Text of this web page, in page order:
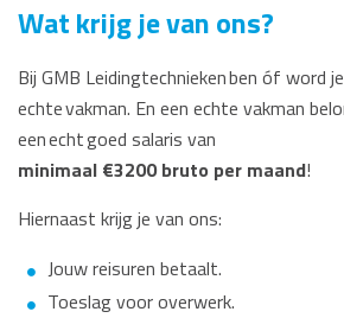
Wat krijg je van ons?
Bij GMB Leidingtechnieken ben óf word
echte vakman. En een echte vakman
een echt goed salaris van
minimaal €3200 bruto per maand!
Hiernaast krijg je van ons:
Jouw reisuren betaalt.
Toeslag voor overwerk.